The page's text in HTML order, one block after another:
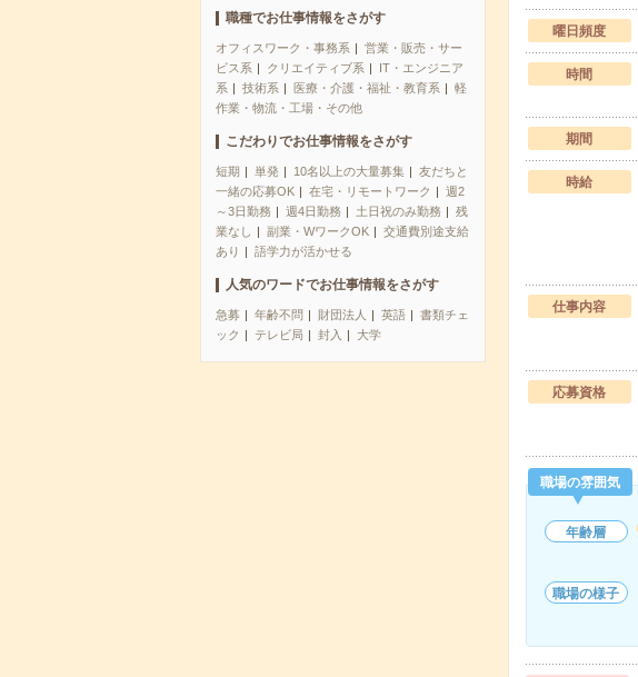
職種でお仕事情報をさがす
オフィスワーク・事務系
営業・販売・サー
ビス系
クリエイティブ系
IT・エンジニア
系
技術系 医療・介護・福祉・教育系
軽
作業・物流・工場・その他
こだわりでお仕事情報をさがす
短期 単発 10名以上の大量募集
友だちと
一緒の応募OK
在宅・リモートワーク
週2
～3日勤務
週4日勤務 土日祝のみ勤務
残
業なし
副業・WワークOK
交通費別途支給
あり
語学力が活かせる
人気のワードでお仕事情報をさがす
急募 年齢不問 財団法人 英語
書類チェ
ック
テレビ局 封入 大学
曜日頻度
時間
期間
時給
仕事内容
応募資格
職場の雰囲気
年齢層
職場の様子